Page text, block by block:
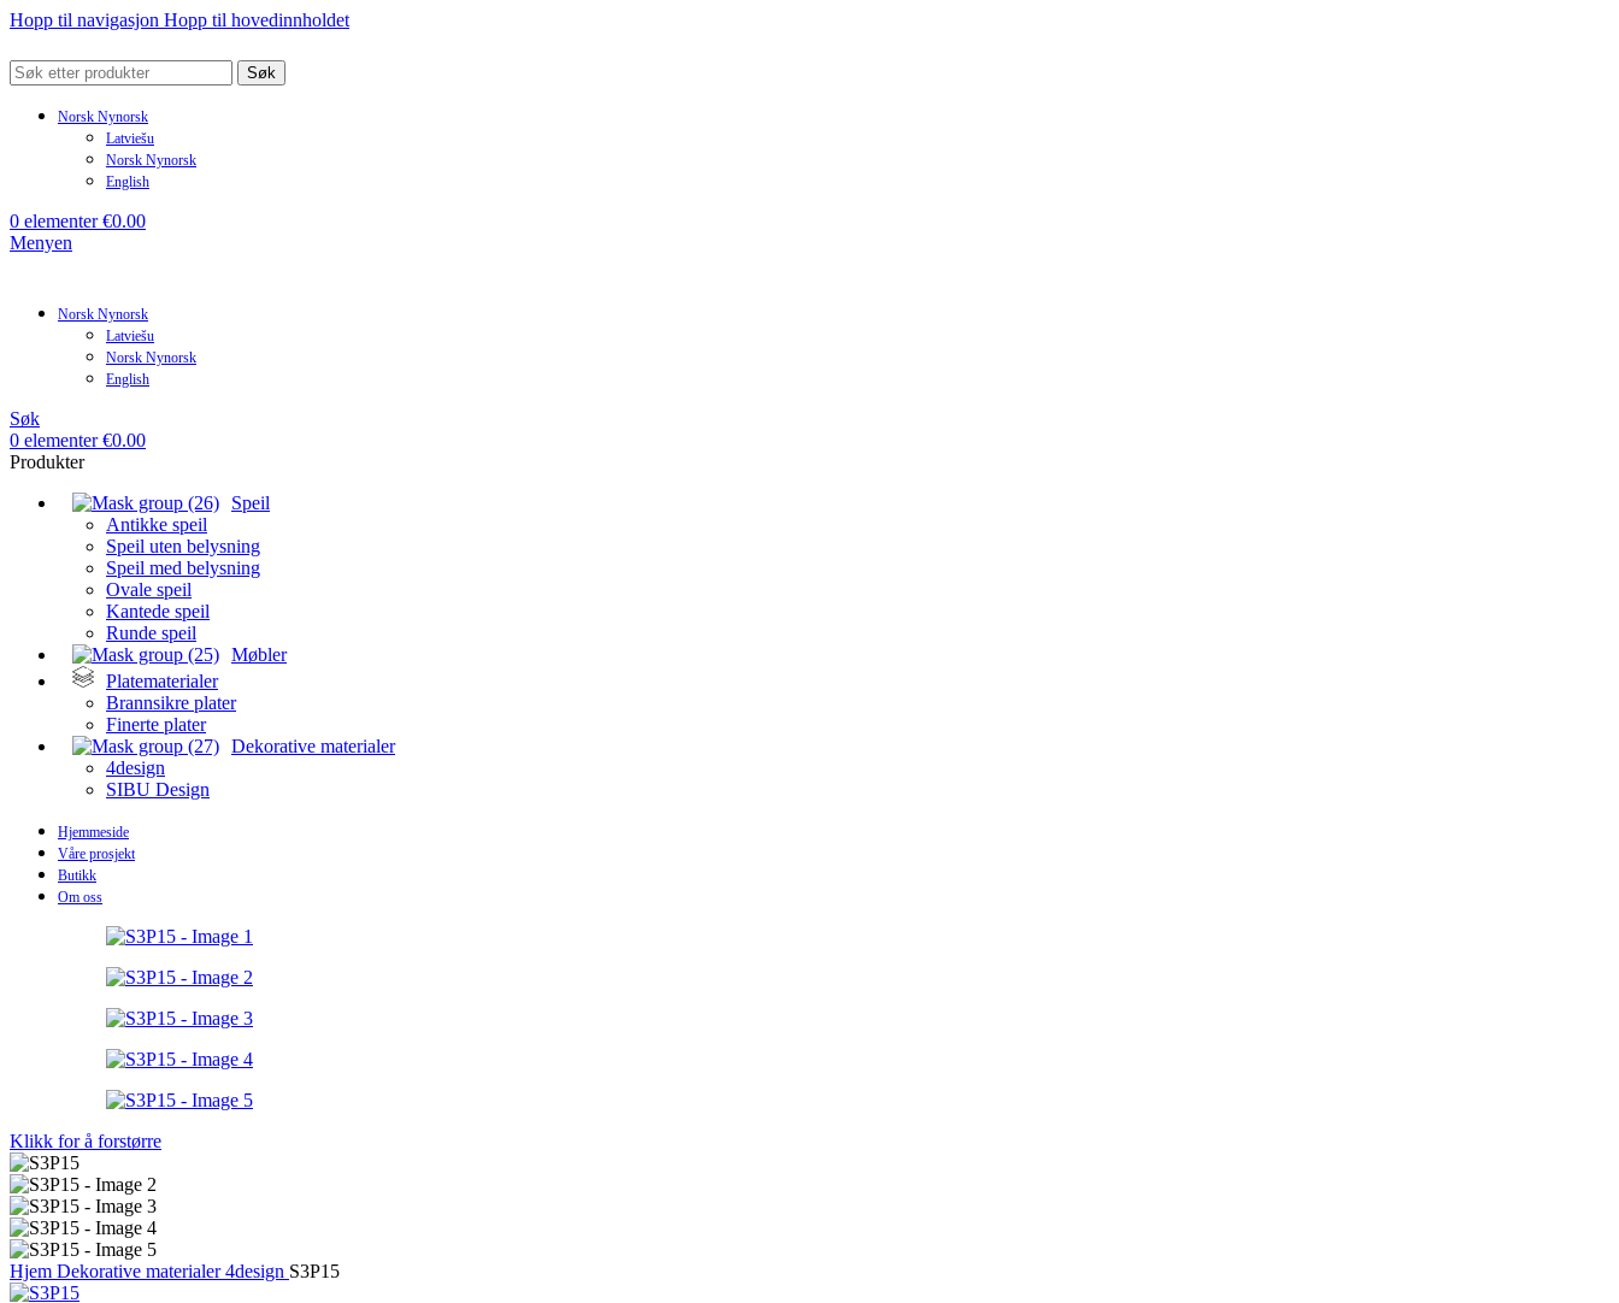
Hopp til navigasjon Hopp til hovedinnholdet
Søk
Norsk Nynorsk
Latviešu
Norsk Nynorsk
English
0 elementer €0.00
Menyen
Norsk Nynorsk
Latviešu
Norsk Nynorsk
English
Søk
0 elementer €0.00
Produkter
Speil
Antikke speil
Speil uten belysning
Speil med belysning
Ovale speil
Kantede speil
Runde speil
Møbler
Platematerialer
Brannsikre plater
Finerte plater
Dekorative materialer
4design
SIBU Design
Hjemmeside
Våre prosjekt
Butikk
Om oss
Klikk for å forstørre
Hjem Dekorative materialer4design S3P15